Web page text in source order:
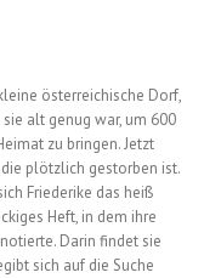
österreichische Dorf,
alt genug war, um 600
zu bringen. Jetzt
plötzlich gestorben ist.
Friederike das heiß
Heft, in dem ihre
Darin findet sie
sich auf die Suche